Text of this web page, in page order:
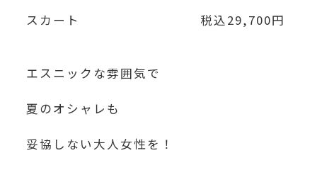
スカート 税込29,700円
エスニックな雰囲気で
夏のオシャレも
妥協しない大人女性を！